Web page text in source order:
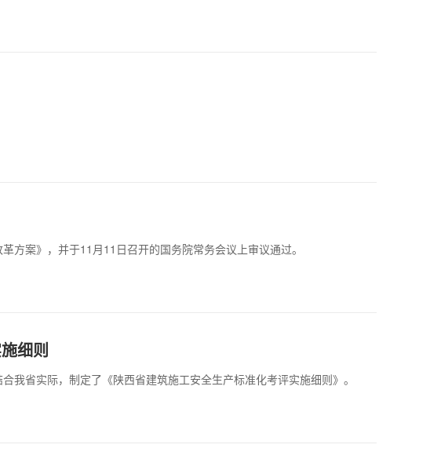
方案》，并于11月11日召开的国务院常务会议上审议通过。
细则
省实际，制定了《陕西省建筑施工安全生产标准化考评实施细则》。